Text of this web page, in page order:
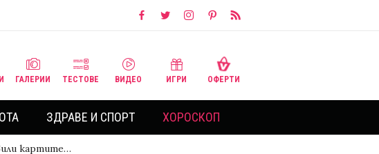
ГАЛЕРИИ ТЕСТОВЕ ВИДЕО ИГРИ ОФЕРТИ
ЗДРАВЕ И СПОРТ ХОРОСКОП
картите…